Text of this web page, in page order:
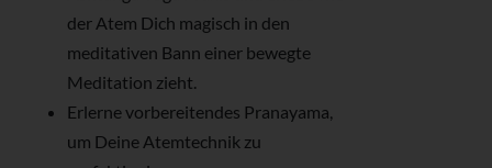
der Atem Dich magisch in den
meditativen Bann einer bewegte
Meditation zieht.
Erlerne vorbereitendes Pranayama,
um Deine Atemtechnik zu